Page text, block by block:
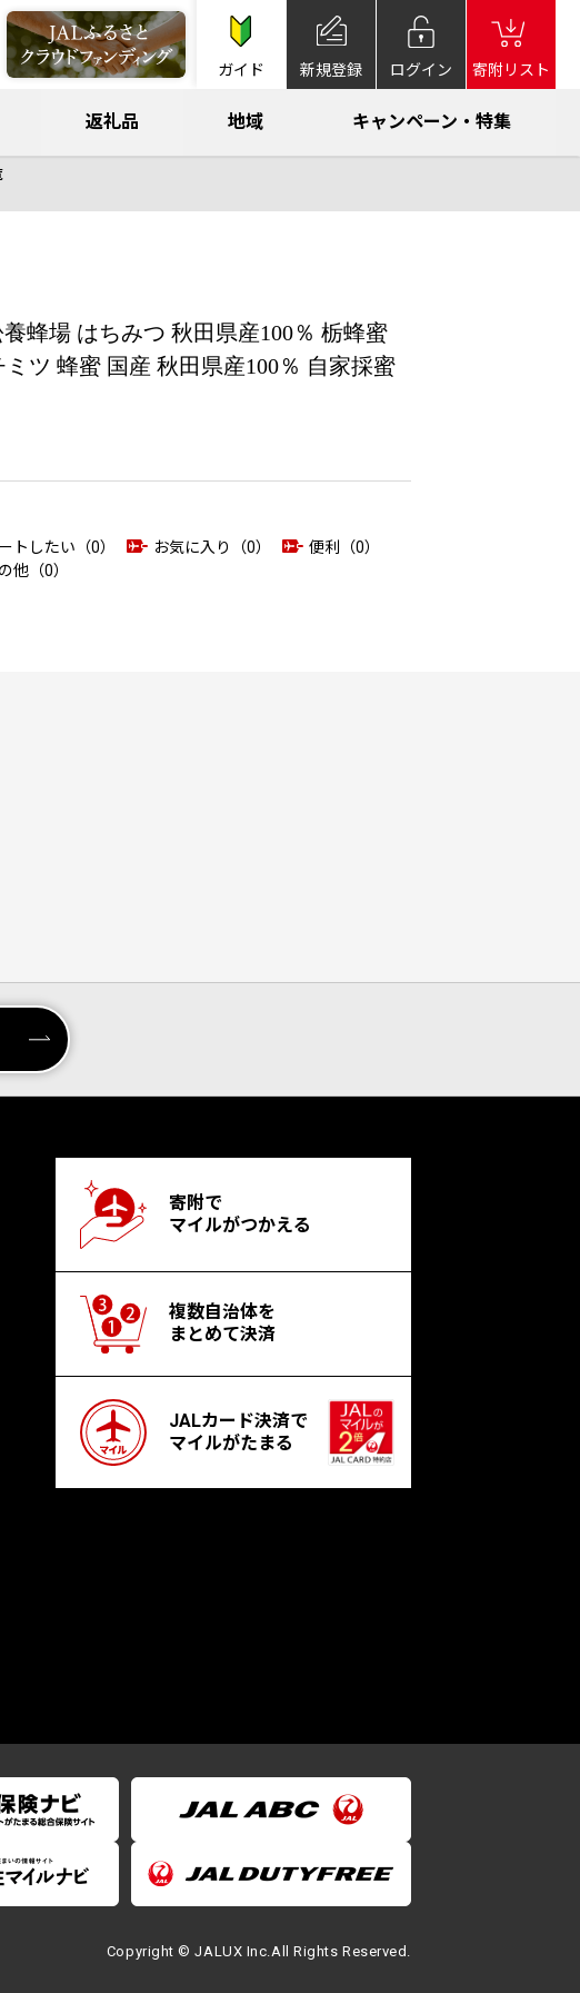
ガイド 新規登録 ログイン 寄附リスト
返礼品 地域 キャンペーン・特集
蜂場 はちみつ 秋田県産100％ 栃蜂蜜
ツ 蜂蜜 国産 秋田県産100％ 自家採蜜
トしたい（0） お気に入り（0）
便利（0）
他（0）
寄附で
マイルがつかえる
複数自治体を
まとめて決済
JALカード決済で
マイルがたまる
Copyright © JALUX Inc.All Rights Reserved.